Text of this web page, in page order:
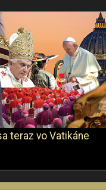
teraz vo Vatikáne